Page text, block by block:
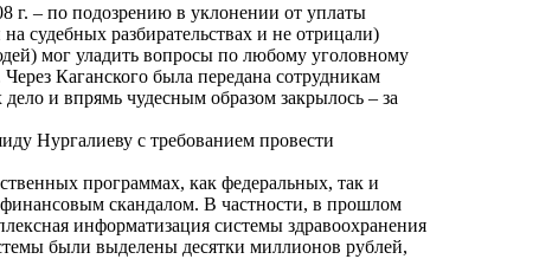
г. – по подозрению в уклонении от уплаты
судебных разбирательствах и не отрицали)
мог уладить вопросы по любому уголовному
Каганского была передана сотрудникам
и впрямь чудесным образом закрылось – за
Нургалиеву с требованием провести
программах, как федеральных, так и
скандалом. В частности, в прошлом
информатизация системы здравоохранения
были выделены десятки миллионов рублей,